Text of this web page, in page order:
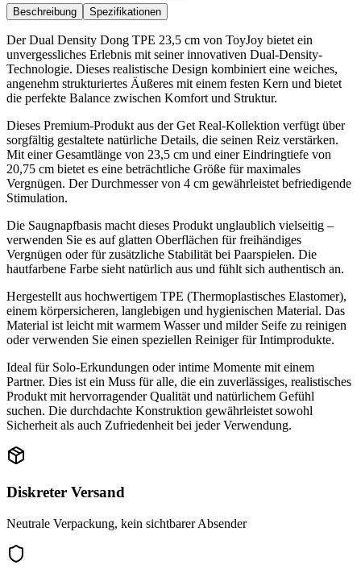
Beschreibung Spezifikationen
Der Dual Density Dong TPE 23,5 cm von ToyJoy bietet ein
unvergessliches Erlebnis mit seiner innovativen Dual-Density-
Technologie. Dieses realistische Design kombiniert eine weiches,
angenehm strukturiertes Äußeres mit einem festen Kern und bietet
die perfekte Balance zwischen Komfort und Struktur.
Dieses Premium-Produkt aus der Get Real-Kollektion verfügt über
sorgfältig gestaltete natürliche Details, die seinen Reiz verstärken.
Mit einer Gesamtlänge von 23,5 cm und einer Eindringtiefe von
20,75 cm bietet es eine beträchtliche Größe für maximales
Vergnügen. Der Durchmesser von 4 cm gewährleistet befriedigende
Stimulation.
Die Saugnapfbasis macht dieses Produkt unglaublich vielseitig –
verwenden Sie es auf glatten Oberflächen für freihändiges
Vergnügen oder für zusätzliche Stabilität bei Paarspielen. Die
hautfarbene Farbe sieht natürlich aus und fühlt sich authentisch an.
Hergestellt aus hochwertigem TPE (Thermoplastisches Elastomer),
einem körpersicheren, langlebigen und hygienischen Material. Das
Material ist leicht mit warmem Wasser und milder Seife zu reinigen
oder verwenden Sie einen speziellen Reiniger für Intimprodukte.
Ideal für Solo-Erkundungen oder intime Momente mit einem
Partner. Dies ist ein Muss für alle, die ein zuverlässiges, realistisches
Produkt mit hervorragender Qualität und natürlichem Gefühl
suchen. Die durchdachte Konstruktion gewährleistet sowohl
Sicherheit als auch Zufriedenheit bei jeder Verwendung.
Diskreter Versand
Neutrale Verpackung, kein sichtbarer Absender